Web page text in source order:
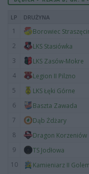
LP DRUŻYNA
1 Borowiec
2
LKS Stasiówka
3
LKS Zasów-Mokre
4
Legion II Pilzno
5
LKS Łęki Górne
6
Baszta Zawada
7
Dąb Żdżary
8
Dragon Korzeniów
9
TS Jodłowa
10
Kamieniarz II